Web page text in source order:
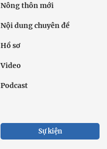
Nông thôn mới
Nội dung chuyên đề
Hồ sơ
Video
Podcast
Sự kiện